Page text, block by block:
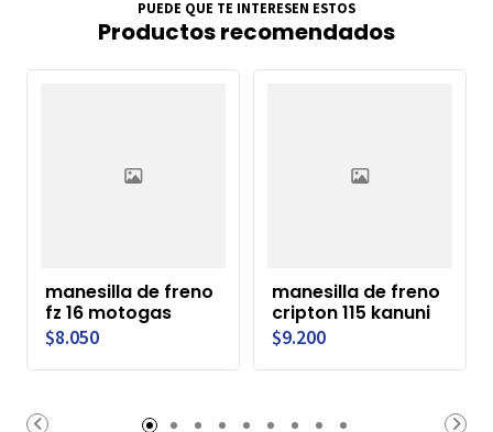
PUEDE QUE TE INTERESEN ESTOS
Productos recomendados
manesilla de freno
fz 16 motogas
$8.050
manesilla de freno
cripton 115 kanuni
$9.200